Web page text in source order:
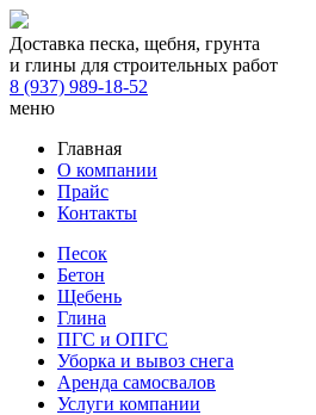
Доставка песка, щебня, грунта
и глины для строительных работ
8 (937) 989-18-52
меню
Главная
О компании
Прайс
Контакты
Песок
Бетон
Щебень
Глина
ПГС и ОПГС
Уборка и вывоз снега
Аренда самосвалов
Услуги компании